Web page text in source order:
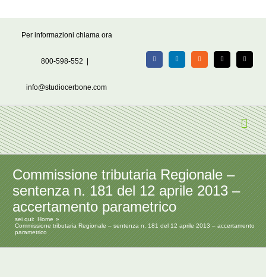
Per informazioni chiama ora
800-598-552
info@studiocerbone.com
FacebookLinkedIn Rss X Email
Commissione tributaria Regionale –
sentenza n. 181 del 12 aprile 2013 –
accertamento parametrico
sei qui:
Home
Commissione tributaria Regionale – sentenza n. 181 del 12 aprile 2013 – accertamento
parametrico